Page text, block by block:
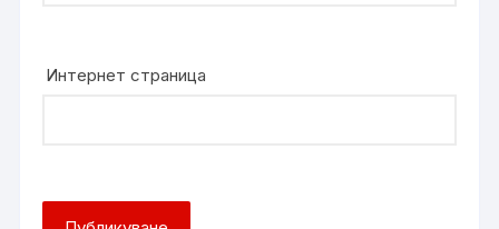
Интернет страница